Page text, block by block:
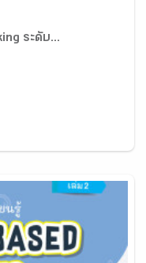
ระดับ...